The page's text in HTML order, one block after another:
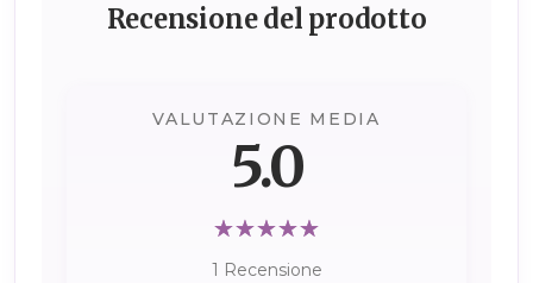
Recensione del prodotto
VALUTAZIONE MEDIA
5.0
1 Recensione